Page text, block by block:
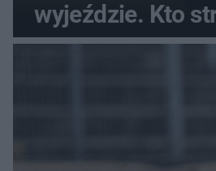
wyjeździe. Kto